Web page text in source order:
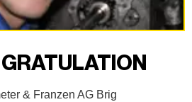
& Franzen AG Brig